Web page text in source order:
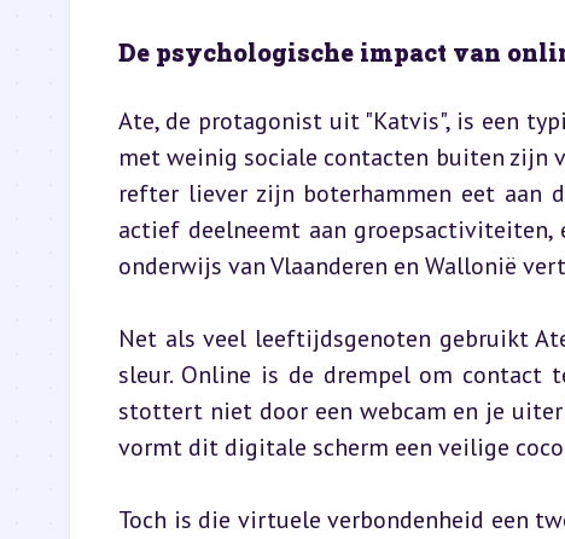
De psychologische impact van
Ate, de protagonist uit "Katvis", is een
met weinig sociale contacten buiten zijn
refter liever zijn boterhammen eet aan
actief deelneemt aan
onderwijs van Vlaanderen en Wallonië
Net als veel leeftijdsgenoten gebruikt
sleur. Online is de drempel om contact
stottert niet door een webcam en je
vormt dit digitale scherm een veilige
Toch is die virtuele verbondenheid een